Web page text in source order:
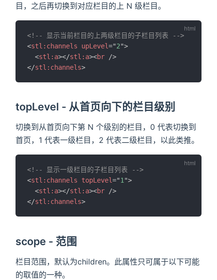
目，之后再切换到对应栏目的上 N 级栏目。
<!-- 显示当前栏目的上两级栏目的子栏目列表 -->
<stl: channels upLevel="2">
<stl: a></stl: a><br
/>
</stl: channels>
topLevel - 从首页向下的栏目级别
切换到从首页向下第 N 个级别的栏目，0 代表切换到
首页，1 代表一级栏目，2 代表二级栏目，以此类推。
<!-- 显示一级栏目的子栏目列表 -->
<stl: channels topLevel="1">
<stl: a></stl: a><br />
</stl: channels>
scope - 范围
栏目范围，默认为children。此属性只可属于以下可能
的取值的一种。